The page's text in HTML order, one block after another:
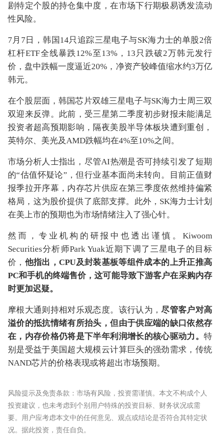
剧特定个股的持仓集中度，在市场下行期极易诱发流动
性风险。
7月7日，韩国14只追踪三星电子与SK海力士的单股2倍
杠杆ETF全线暴跌12%至13%，13只跌破2万韩元发行
价，盘中跌幅一度逼近20%，净资产较峰值缩水约3万亿
韩元。
在个股层面，韩国芯片双雄三星电子与SK海力士周三双
双迎来反弹。此前，受三星第二季度初步财报未能满足
投资者超高预期影响，隔夜美股半导体板块遭到重创，
英特尔、美光及AMD跌幅均在4%至10%之间。
市场分析人士指出，尽管AI热潮是否可持续引发了短期
的“估值怀疑论”，但行业基本面尚未转向。目前正值财
报季拉开序幕，内存芯片供应在第三季度依然维持偏紧
格局，这为股价提供了底部支撑。此外，SK海力士计划
在美上市的预期也为市场情绪注入了强心针。
然而，专业机构的研报中也透出谨慎。Kiwoom
Securities分析师Park Yuak近期下调了三星电子的目标
价， 他指出，CPU及封装基板等组件成本的上升正推高
PC和手机的终端售价，这可能导致下游客户在采购内存
时更加迟疑。
摩根大通则持相对乐观态度。该行认为，尽管客户对高
溢价的抵抗情绪有所抬头，但由于供应端的缺口依然存
在，内存价格仍将是下半年利润增长的核心驱动力。 特
别是受益于美国超大规模云计算巨头的强劲需求，传统
NAND芯片的价格表现或将超出市场预期。
风险提示及免责条款：市场有风险，投资需谨慎。本文不构成个人
投资建议，也未考虑到个别用户特殊的投资目标、财务状况或需
要。用户应考虑本文中的任何意见、观点或结论是否符合其特定状
况。据此投资，责任自负。